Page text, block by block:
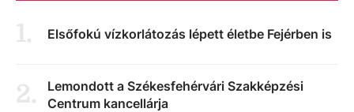
1. Elsőfokú vízkorlátozás lépett életbe Fejérben is
2.
Lemondott a Székesfehérvári Szakképzési
Centrum kancellárja